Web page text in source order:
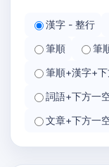
漢字 - 整行
筆順
筆
筆順+漢字+
詞語+下方一
文章+下方一